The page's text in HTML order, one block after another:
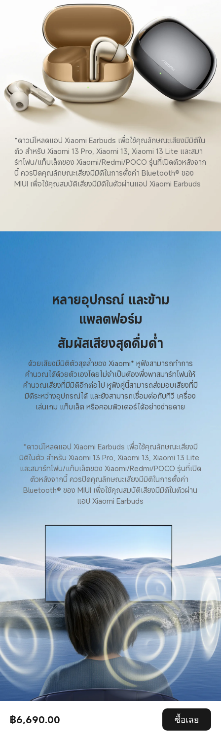
฿6,690.00 ซื้อเลย
*ดาวน์โหลดแอป Xiaomi Earbuds เพื่อใช้คุณลักษณะเสียงมีมิติใน
ตัว สำหรับ Xiaomi 13 Pro, Xiaomi 13, Xiaomi 13 Lite และสมา
ร์ทโฟน/แท็บเล็ตของ Xiaomi/Redmi/POCO รุ่นที่เปิดตัวหลังจาก
นี้ ควรปิดคุณลักษณะเสียงมีมิติในการตั้งค่า Bluetooth® ของ
MIUI เพื่อใช้คุณสมบัติเสียงมีมิติในตัวผ่านแอป Xiaomi Earbuds
หลายอุปกรณ์ และข้าม
แพลตฟอร์ม
สัมผัสเสียงสุดดื่มด่ำ
ด้วยเสียงมีมิติตัวสุดล้ำของ Xiaomi* หูฟังสามารถทำการ
คำนวณได้ด้วยตัวเองโดยไม่จำเป็นต้องพึ่งพาสมาร์ทโฟนให้
คำนวณเสียงที่มีมิติอีกต่อไป หูฟังคู่นี้สามารถส่งมอบเสียงที่มี
มิติระหว่างอุปกรณ์ได้ และยังสามารถเชื่อมต่อกับทีวี เครื่อง
เล่นเกม แท็บเล็ต หรือคอมพิวเตอร์ได้อย่างง่ายดาย
*ดาวน์โหลดแอป Xiaomi Earbuds เพื่อใช้คุณลักษณะเสียงมี
มิติในตัว สำหรับ Xiaomi 13 Pro, Xiaomi 13, Xiaomi 13 Lite
และสมาร์ทโฟน/แท็บเล็ตของ Xiaomi/Redmi/POCO รุ่นที่เปิด
ตัวหลังจากนี้ ควรปิดคุณลักษณะเสียงมีมิติในการตั้งค่า
Bluetooth® ของ MIUI เพื่อใช้คุณสมบัติเสียงมีมิติในตัวผ่าน
แอป Xiaomi Earbuds